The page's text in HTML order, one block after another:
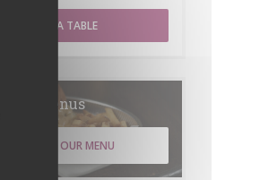
BOOK A TABLE
Menus
DISCOVER OUR MENU